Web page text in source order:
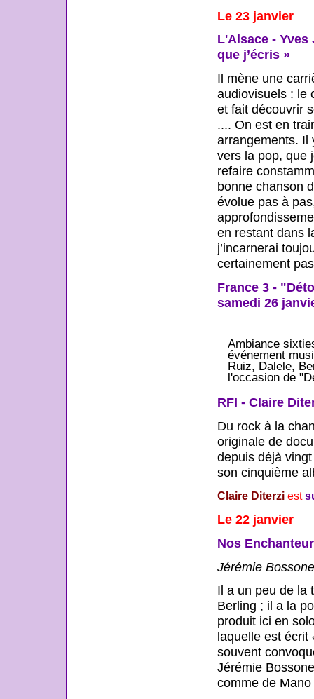
Le 23 janvier
L'Alsace - Yves
que j’écris »
Il mène une
audiovisuels : le
et fait découvrir
.... On est en
arrangements. Il
vers la pop, que
refaire
bonne chanson
évolue pas à
en restant dans
j’incarnerai
certainement
France 3 -
samedi 26
Ambiance
événement
Ruiz, Dalele,
l'occasion de
RFI - Claire
Du rock à la
originale de
depuis déjà
son cinquième
Claire Diterziest
Le 22 janvier
Nos
Jérémie
Il a un peu de la
Berling ; il a la
produit ici en
laquelle est écrit
souvent
Jérémie
comme de Mano